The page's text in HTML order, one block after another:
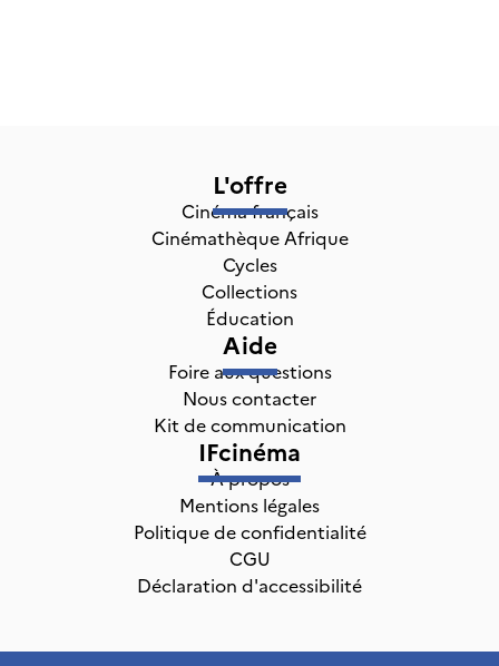
L'offre
Cinéma français
Cinémathèque Afrique
Cycles
Collections
Éducation
Aide
Foire aux questions
Nous contacter
Kit de communication
IFcinéma
À propos
Mentions légales
Politique de confidentialité
CGU
Déclaration d'accessibilité